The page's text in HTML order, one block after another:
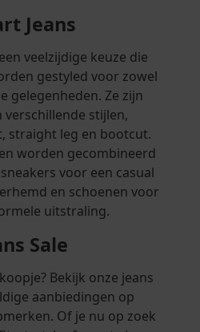
Jeans
veelzijdige keuze die
gestyled voor zowel
gelegenheden. Ze zijn
stijlen,
straight leg en bootcut.
worden gecombineerd
voor een casual
en schoenen voor
uitstraling.
Sale
Bekijk onze jeans
aanbiedingen op
Of je nu op zoek